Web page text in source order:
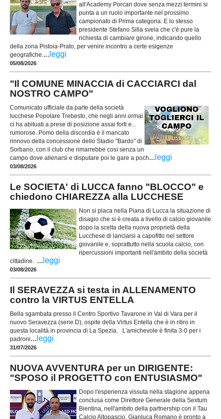
all'Academy Porcari dove senza mezzi termini si
punta a un ruolo importante nel prossimo
campionato di Prima categoria. E lo stesso
presidente Stefano Silla svela che c'è pure la
richiesta di cambiare girone, indicando quello
della zona Pistoia-Prato, per venire incontro a certe esigenze
geografiche. ... leggi
05/08/2026
"Il COMUNE MINACCIA di CACCIARCI dal
NOSTRO CAMPO"
Comunicato ufficiale da parte della società
lucchese Popolare Trebesto, che negli anni ormai
ci ha abituati a prese di posizione assai forti e...
rumorose. Pomo della discordia è il mancato
rinnovo della concessione dello Stadio "Bardo" di
Sorbano, con il club che rimarrebbe così senza un
campo dove allenarsi e disputare poi le gare a poch... leggi
03/08/2026
Le SOCIETA' di LUCCA fanno "BLOCCO" e
chiedono CHIAREZZA alla LUCCHESE
Non si placa nella Piana di Lucca la situazione di
disagio che si è creata a livello di calcio giovanile
dopo la scelta della nuova proprietà della
Lucchese di lanciarsi a capofitto nel settore
giovanile e, soprattutto nella scuola calcio, con
ripercussioni importanti nell'ambito della società
cittadine. ... leggi
03/08/2026
Il SERAVEZZA si testa in ALLENAMENTO
contro la VIRTUS ENTELLA
Bella sgambata presso il Centro Sportivo Tavarone in Val di Vara per il
nuovo Seravezza (serie D), ospite della Virtus Entella che è in ritiro in
questa località in provincia di La Spezia. L'amichevole è finita 3-0 per i
padroni... leggi
31/07/2026
NUOVA AVVENTURA per un DIRIGENTE:
"SPOSO il PROGETTO con ENTUSIASMO"
Dopo l'esperienza vissuta nella stagione appena
conclusa come Direttore Generale della Sextum
Bientina, nell'ambito della partnership con il Tau
Calcio Altopascio, Gianluca Romano è pronto a